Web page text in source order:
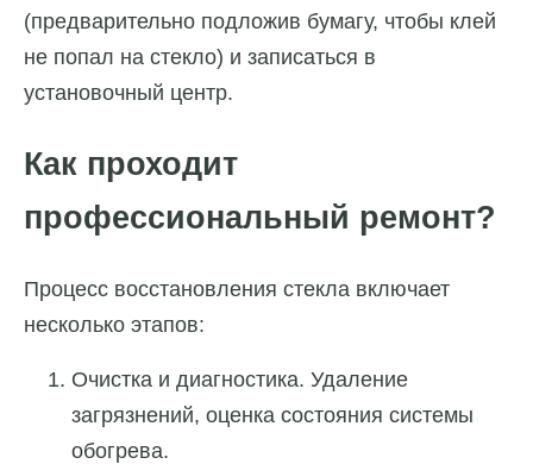
(предварительно подложив бумагу, чтобы клей
не попал на стекло) и записаться в
установочный центр.
Как проходит
профессиональный ремонт?
Процесс восстановления стекла включает
несколько этапов:
Очистка и диагностика. Удаление
загрязнений, оценка состояния системы
обогрева.